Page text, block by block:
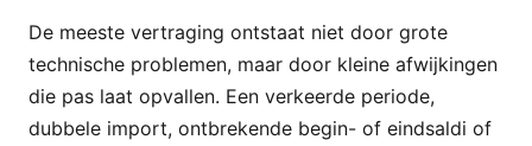
De meeste vertraging ontstaat niet door grote
technische problemen, maar door kleine afwijkingen
die pas laat opvallen. Een verkeerde periode,
dubbele import, ontbrekende begin- of eindsaldi of